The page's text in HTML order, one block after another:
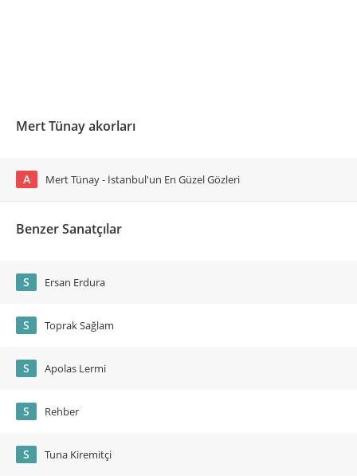
Mert Tünay akorları
A Mert Tünay - İstanbul'un En Güzel Gözleri
Benzer Sanatçılar
S Ersan Erdura
S Toprak Sağlam
S Apolas Lermi
S Rehber
S Tuna Kiremitçi